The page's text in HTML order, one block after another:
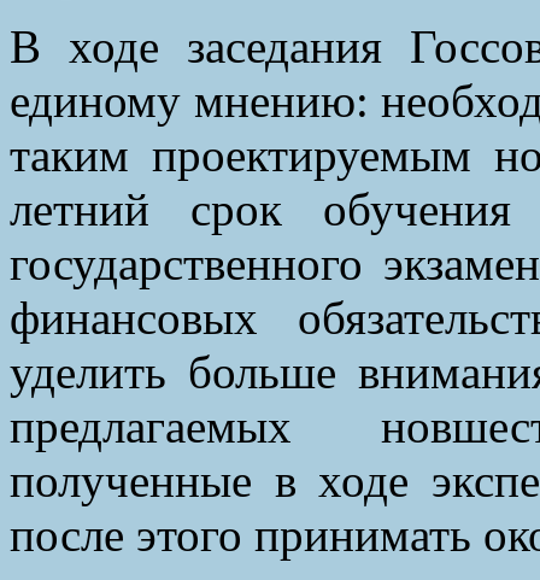
В ходе заседания
единому мнению:
таким проектируемым
летний срок
государственного
финансовых
уделить больше
предлагаемых
полученные в ходе
после этого принимать